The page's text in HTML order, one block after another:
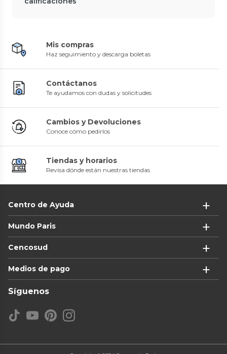
Mis compras
Haz seguimiento y descarga boletas
Contáctanos
Te ayudamos con dudas y solicitudes
Cambios y Devoluciones
Conoce cómo pedirlos
Tiendas y horarios
Revisa dónde están nuestras tiendas
Centro de Ayuda
Mundo Paris
Cencosud
Medios de pago
Síguenos